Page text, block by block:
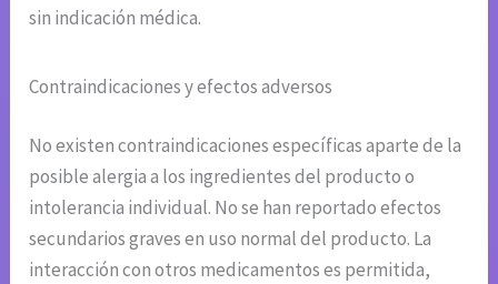
sin indicación médica.
Contraindicaciones y efectos adversos
No existen contraindicaciones específicas aparte de la
posible alergia a los ingredientes del producto o
intolerancia individual. No se han reportado efectos
secundarios graves en uso normal del producto. La
interacción con otros medicamentos es permitida,